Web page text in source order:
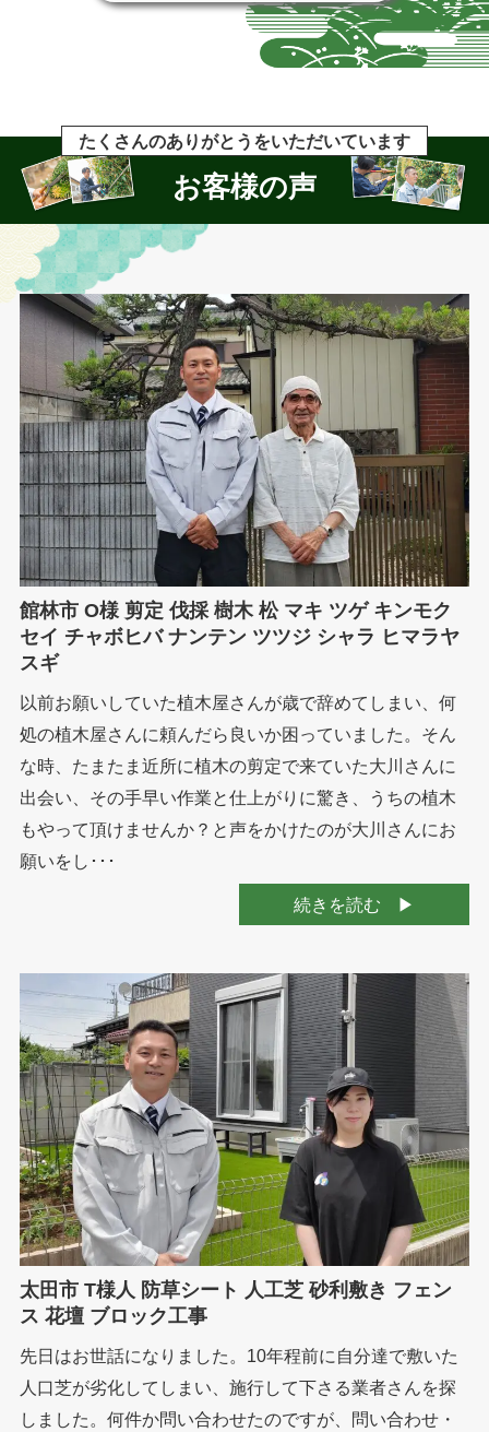
たくさんのありがとうをいただいています
お客様の声
館林市 O様 剪定 伐採 樹木 松 マキ ツゲ キンモク
セイ チャボヒバ ナンテン ツツジ シャラ ヒマラヤ
スギ
以前お願いしていた植木屋さんが歳で辞めてしまい、何
処の植木屋さんに頼んだら良いか困っていました。そん
な時、たまたま近所に植木の剪定で来ていた大川さんに
出会い、その手早い作業と仕上がりに驚き、うちの植木
もやって頂けませんか？と声をかけたのが大川さんにお
願いをし･･･
続きを読む
太田市 T様人 防草シート 人工芝 砂利敷き フェン
ス 花壇 ブロック工事
先日はお世話になりました。10年程前に自分達で敷いた
人口芝が劣化してしまい、施行して下さる業者さんを探
しました。何件か問い合わせたのですが、問い合わせ・